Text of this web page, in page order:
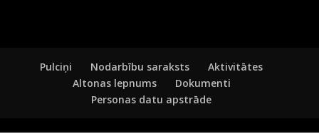
Pulciņi Nodarbību saraksts
Aktivitātes
Altonas lepnums
Dokumenti
Personas datu apstrāde